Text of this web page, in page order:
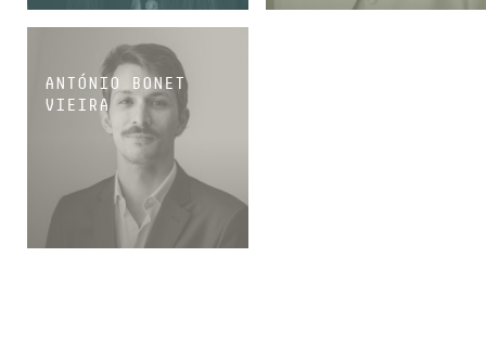
COLLABORATRICE SÉNIOR COLLABORATRICE SÉNIOR
ANTÓNIO BONET
VIEIRA
COLLABORATEUR